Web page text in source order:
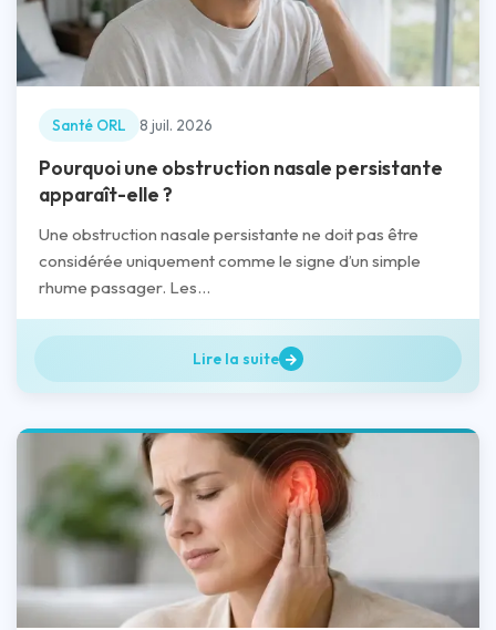
Santé ORL 8 juil. 2026
Pourquoi une obstruction nasale persistante
apparaît-elle ?
Une obstruction nasale persistante ne doit pas être
considérée uniquement comme le signe d’un simple
rhume passager. Les...
Lire la suite